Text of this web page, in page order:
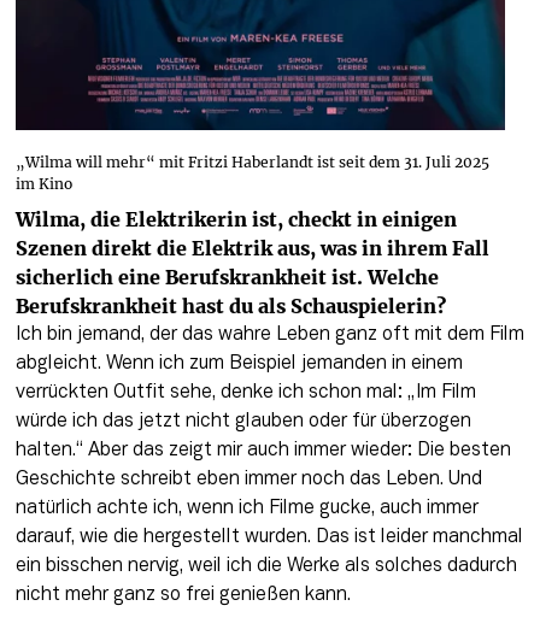
„Wilma will mehr“ mit Fritzi Haberlandt ist seit dem 31. Juli 2025
im Kino
Wilma, die Elektrikerin ist, checkt in einigen
Szenen direkt die Elektrik aus, was in ihrem Fall
sicherlich eine Berufskrankheit ist. Welche
Berufskrankheit hast du als Schauspielerin?
Ich bin jemand, der das wahre Leben ganz oft mit dem Film
abgleicht. Wenn ich zum Beispiel jemanden in einem
verrückten Outfit sehe, denke ich schon mal: „Im Film
würde ich das jetzt nicht glauben oder für überzogen
halten.“ Aber das zeigt mir auch immer wieder: Die besten
Geschichte schreibt eben immer noch das Leben. Und
natürlich achte ich, wenn ich Filme gucke, auch immer
darauf, wie die hergestellt wurden. Das ist leider manchmal
ein bisschen nervig, weil ich die Werke als solches dadurch
nicht mehr ganz so frei genießen kann.